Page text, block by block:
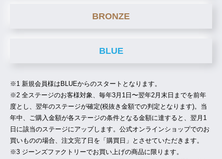
BRONZE
BLUE
※1 新規会員様はBLUEからのスタートとなります。
※2 全ステージのお客様対象、毎年3月1日〜翌年2月末日までを前年
度とし、翌年のステージが確定(税抜き金額での判定となります)。当
年中、ご購入金額が各ステージの条件となる金額に達すると、翌月1
日に該当のステージにアップします。公式オンラインショップでのお
買いものの場合、注文完了日を「購買日」とさせていただきます。
※3 ジーンズファクトリーでお買い上げの商品に限ります。